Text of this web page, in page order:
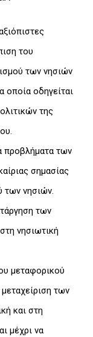
του
των νησιών
οδηγείται
της
προβλήματα των
σημασίας
των νησιών.
των
νησιωτική
μεταφορικού
των
και στη
μέχρι να